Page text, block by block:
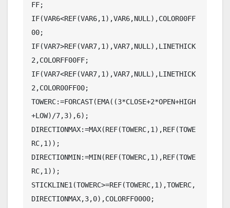
FF;
IF(VAR6<REF(VAR6,1),VAR6,NULL),COLOR00FF
00;
IF(VAR7>REF(VAR7,1),VAR7,NULL),LINETHICK
2,COLORFF00FF;
IF(VAR7<REF(VAR7,1),VAR7,NULL),LINETHICK
2,COLOR00FF00;
TOWERC:=FORCAST(EMA((3*CLOSE+2*OPEN+HIGH
+LOW)/7,3),6);
DIRECTIONMAX:=MAX(REF(TOWERC,1),REF(TOWE
RC,1));
DIRECTIONMIN:=MIN(REF(TOWERC,1),REF(TOWE
RC,1));
STICKLINE1(TOWERC>=REF(TOWERC,1),TOWERC,
DIRECTIONMAX,3,0),COLORFF0000;